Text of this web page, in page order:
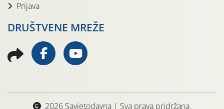
Prijava
DRUŠTVENE MREŽE
2026 Savjetodavna | Sva prava pridržana.